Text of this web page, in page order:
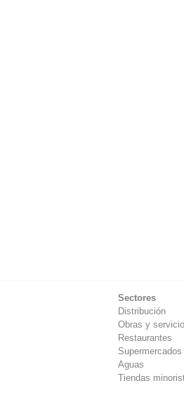
Sectores
Distribución
Obras y
Restaurantes
Supermercados
Aguas
Tiendas